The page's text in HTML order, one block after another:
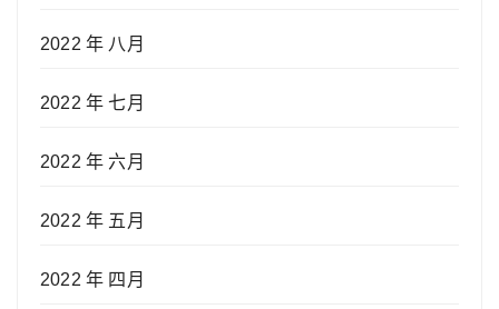
2022 年 八月
2022 年 七月
2022 年 六月
2022 年 五月
2022 年 四月